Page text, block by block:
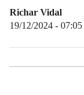
Richar Vidal
19/12/2024 - 07:05